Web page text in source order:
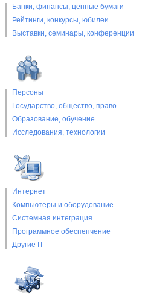
Банки, финансы, ценные бумаги
Рейтинги, конкурсы, юбилеи
Выставки, cеминары, конференции
Персоны
Государство, общество, право
Образование, обучение
Исследования, технологии
Интернет
Компьютеры и оборудование
Системная интеграция
Программное обеспепчение
Другие IT